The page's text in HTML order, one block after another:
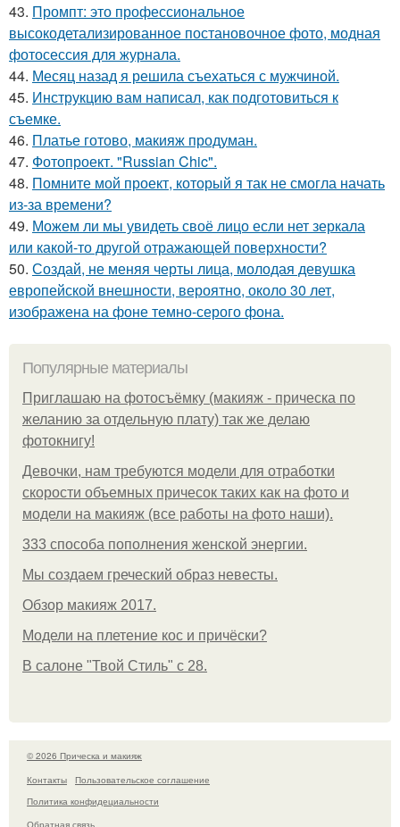
43. Промпт: это профессиональное
высокодетализированное постановочное фото, модная
фотосессия для журнала.
44. Месяц назад я решила съехаться с мужчиной.
45. Инструкцию вам написал, как подготовиться к
съемке.
46. Платье готово, макияж продуман.
47. Фотопроект. "Russian Chic".
48. Помните мой проект, который я так не смогла начать
из-за времени?
49. Можем ли мы увидеть своё лицо если нет зеркала
или какой-то другой отражающей поверхности?
50. Создай, не меняя черты лица, молодая девушка
европейской внешности, вероятно, около 30 лет,
изображена на фоне темно-серого фона.
Популярные материалы
Приглашаю на фотосъёмку (макияж - прическа по
желанию за отдельную плату) так же делаю
фотокнигу!
Девочки, нам требуются модели для отработки
скорости объемных причесок таких как на фото и
модели на макияж (все работы на фото наши).
333 способа пополнения женской энергии.
Мы создаем греческий образ невесты.
Обзор макияж 2017.
Модели на плетение кос и причёски?
В салоне "Твой Стиль" с 28.
© 2026 Прическа и макияж
Контакты
Пользовательское соглашение
Политика конфидециальности
Обратная связь